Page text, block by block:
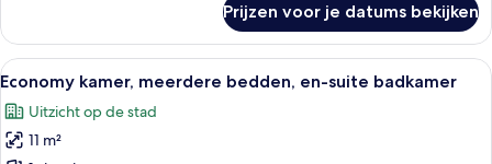
appartement,
uitzicht
op
Prijzen voor je datums bekijken
Alle
foto's
voor
Economy
Een slaapkamer met een stapelbed,
6
Economy kamer, meerdere bedden, en-suite badkamer
Uitzicht op de stad
11 m²